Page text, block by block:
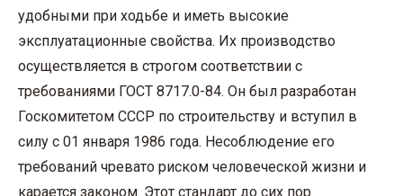
удобными при ходьбе и иметь высокие
эксплуатационные свойства. Их производство
осуществляется в строгом соответствии с
требованиями ГОСТ 8717.0-84. Он был разработан
Госкомитетом СССР по строительству и вступил в
силу с 01 января 1986 года. Несоблюдение его
требований чревато риском человеческой жизни и
карается законом. Этот стандарт до сих пор